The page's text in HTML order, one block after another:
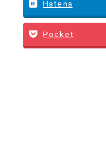
Hatena
Pocket